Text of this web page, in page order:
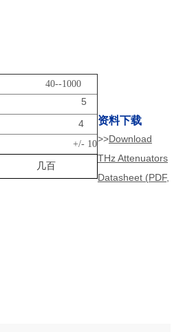
40--1000
5
4
+/- 10
几百
资料下载
>>Download
THz Attenuators
Datasheet(PDF,